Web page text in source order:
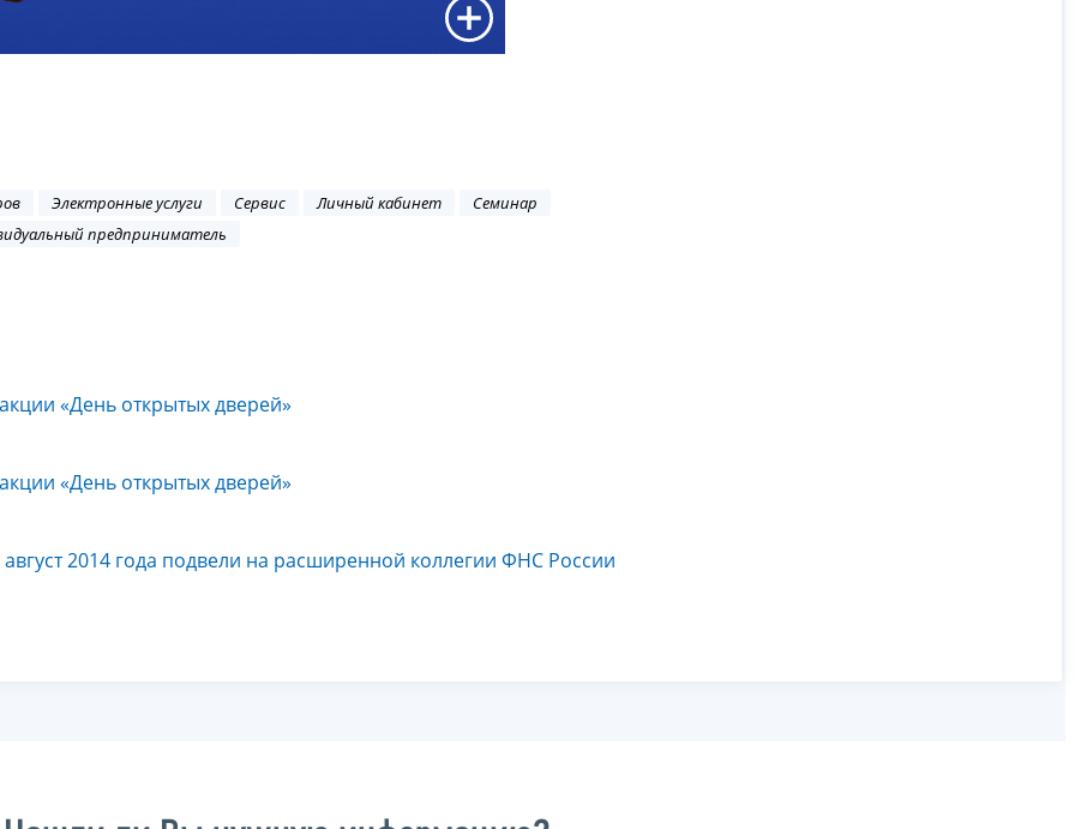
Электронные услуги Сервис Личный кабинет
Семинар
предприниматель
«День открытых дверей»
«День открытых дверей»
2014 года подвели на расширенной коллегии ФНС России